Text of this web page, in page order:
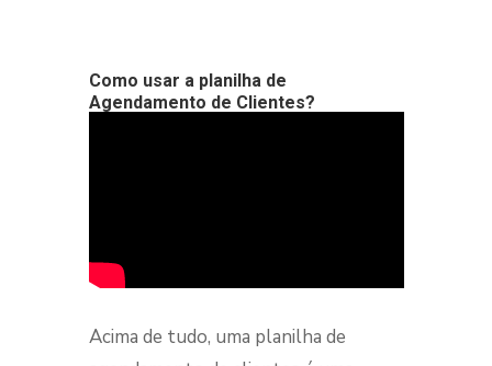
Como usar a planilha de
Agendamento de Clientes?
Acima de tudo, uma planilha de